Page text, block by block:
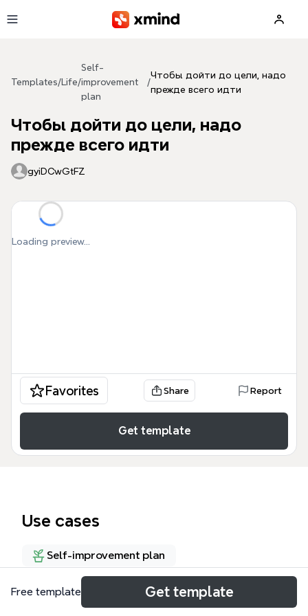
Templates/ Life/
Self-
improvement
plan
/
Чтобы дойти до цели, надо
прежде всего идти
Чтобы дойти до цели, надо
прежде всего идти
gyiDCwGtFZ
Loading preview...
Favorites Share Report
Get template
Use cases
Self-improvement plan
About
Free template Get template